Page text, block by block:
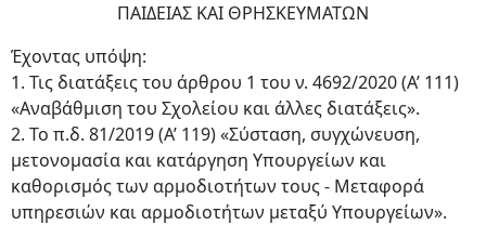
ΠΑΙΔΕΙΑΣ ΚΑΙ ΘΡΗΣΚΕΥΜΑΤΩΝ
Έχοντας υπόψη:
1. Τις διατάξεις του άρθρου 1 του ν. 4692/2020 (Α’ 111)
«Αναβάθμιση του Σχολείου και άλλες διατάξεις».
2. Το π.δ. 81/2019 (Α’ 119) «Σύσταση, συγχώνευση,
μετονομασία και κατάργηση Υπουργείων και
καθορισμός των αρμοδιοτήτων τους - Μεταφορά
υπηρεσιών και αρμοδιοτήτων μεταξύ Υπουργείων».